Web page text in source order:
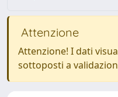
Attenzione
Attenzione! I dati
sottoposti a